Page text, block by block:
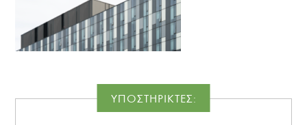
ΥΠΟΣΤΗΡΙΚΤΕΣ: